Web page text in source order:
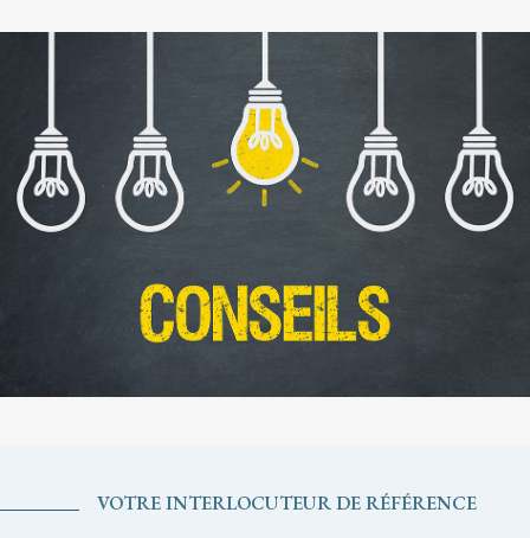
VOTRE INTERLOCUTEUR DE RÉFÉRENCE